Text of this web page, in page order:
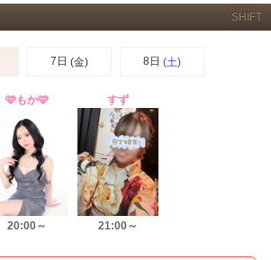
SHIFT
7日 (金) 8日 (土)
🩷もか🩷
20:00～
すず
21:00～